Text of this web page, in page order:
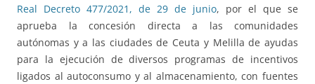
Real Decreto 477/2021, de 29 de junio, por el que se
aprueba la concesión directa a las comunidades
autónomas y a las ciudades de Ceuta y Melilla de ayudas
para la ejecución de diversos programas de incentivos
ligados al autoconsumo y al almacenamiento, con fuentes